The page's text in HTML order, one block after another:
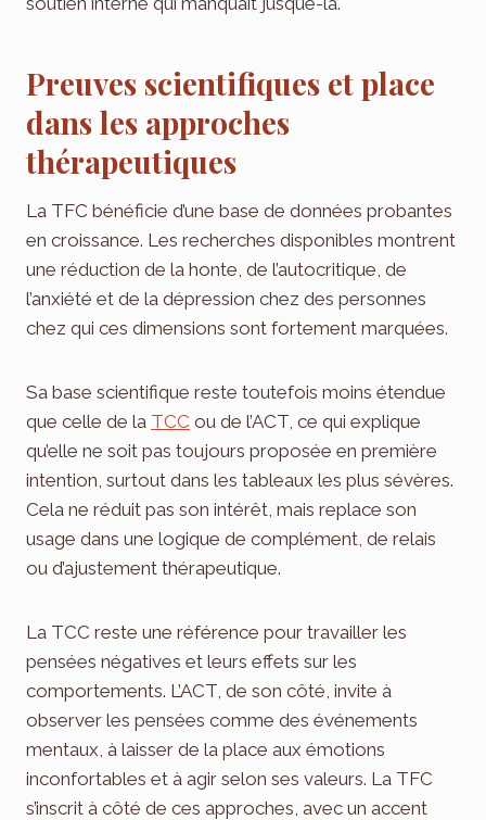
Preuves scientifiques et place
dans les approches
thérapeutiques
La TFC bénéficie d’une base de données probantes
en croissance. Les recherches disponibles montrent
une réduction de la honte, de l’autocritique, de
l’anxiété et de la dépression chez des personnes
chez qui ces dimensions sont fortement marquées.
Sa base scientifique reste toutefois moins étendue
que celle de la TCC ou de l’ACT, ce qui explique
qu’elle ne soit pas toujours proposée en première
intention, surtout dans les tableaux les plus sévères.
Cela ne réduit pas son intérêt, mais replace son
usage dans une logique de complément, de relais
ou d’ajustement thérapeutique.
La TCC reste une référence pour travailler les
pensées négatives et leurs effets sur les
comportements. L’ACT, de son côté, invite à
observer les pensées comme des événements
mentaux, à laisser de la place aux émotions
inconfortables et à agir selon ses valeurs. La TFC
s’inscrit à côté de ces approches, avec un accent